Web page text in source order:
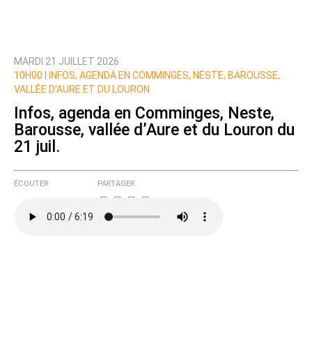
MARDI 21 JUILLET 2026
10H00 |
INFOS, AGENDA EN COMMINGES, NESTE, BAROUSSE,
VALLÉE D’AURE ET DU LOURON
Infos, agenda en Comminges, Neste,
Barousse, vallée d’Aure et du Louron du
21 juil.
ÉCOUTER PARTAGER